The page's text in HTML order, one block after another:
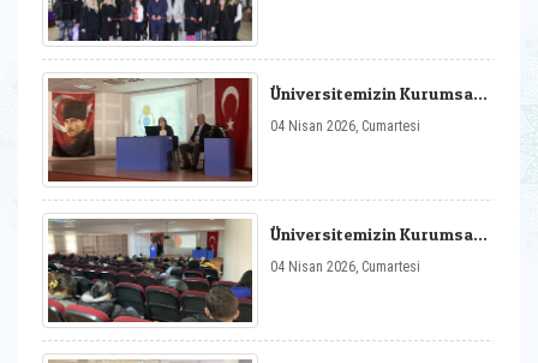
Üniversitemizin Kurumsal
(Kap) Kapsamında Meslek
04 Nisan 2026, Cumartesi
Üniversitemizin Kurumsal
(Kap) Kapsamında Meslek
04 Nisan 2026, Cumartesi